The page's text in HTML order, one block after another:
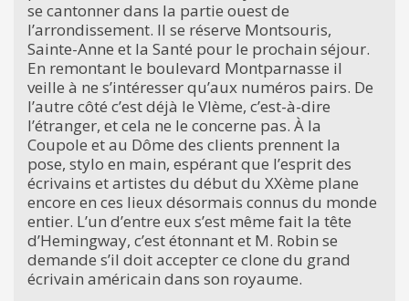
se cantonner dans la partie ouest de
l’arrondissement. Il se réserve Montsouris,
Sainte-Anne et la Santé pour le prochain séjour.
En remontant le boulevard Montparnasse il
veille à ne s’intéresser qu’aux numéros pairs. De
l’autre côté c’est déjà le VIème, c’est-à-dire
l’étranger, et cela ne le concerne pas. À la
Coupole et au Dôme des clients prennent la
pose, stylo en main, espérant que l’esprit des
écrivains et artistes du début du XXème plane
encore en ces lieux désormais connus du monde
entier. L’un d’entre eux s’est même fait la tête
d’Hemingway, c’est étonnant et M. Robin se
demande s’il doit accepter ce clone du grand
écrivain américain dans son royaume.